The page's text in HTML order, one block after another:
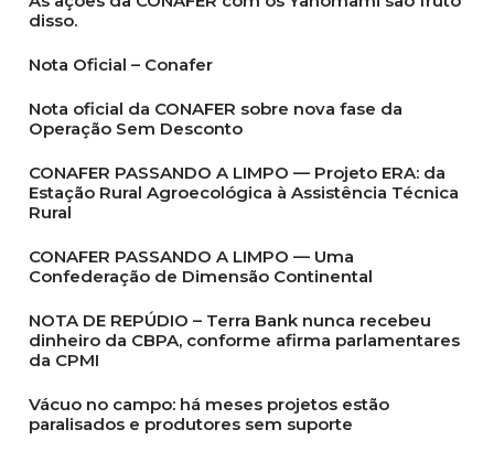
disso.
Nota Oficial – Conafer
Nota oficial da CONAFER sobre nova fase da
Operação Sem Desconto
CONAFER PASSANDO A LIMPO — Projeto ERA: da
Estação Rural Agroecológica à Assistência Técnica
Rural
CONAFER PASSANDO A LIMPO — Uma
Confederação de Dimensão Continental
NOTA DE REPÚDIO – Terra Bank nunca recebeu
dinheiro da CBPA, conforme afirma parlamentares
da CPMI
Vácuo no campo: há meses projetos estão
paralisados e produtores sem suporte